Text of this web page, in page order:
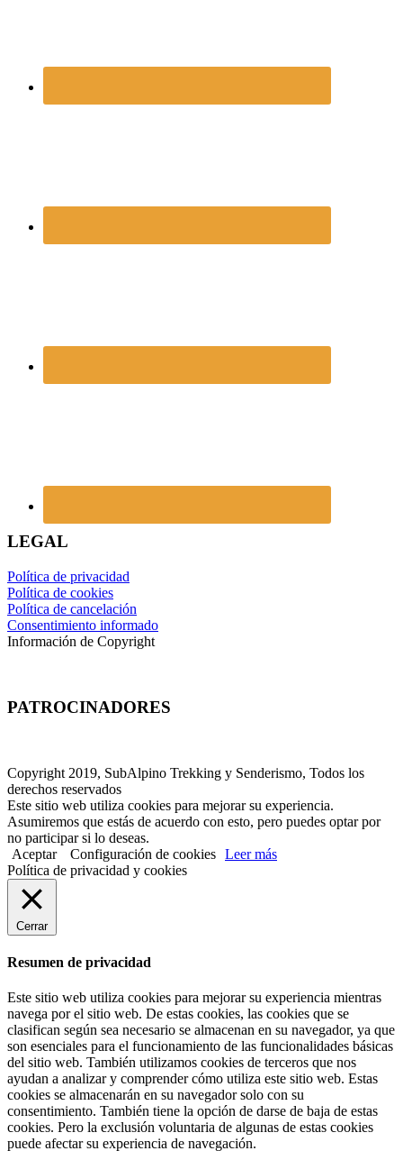
LEGAL
Política de privacidad
Política de cookies
Política de cancelación
Consentimiento informado
Información de Copyright
PATROCINADORES
Copyright 2019, SubAlpino Trekking y Senderismo, Todos los
derechos reservados
Este sitio web utiliza cookies para mejorar su experiencia.
Asumiremos que estás de acuerdo con esto, pero puedes optar por
no participar si lo deseas.
Aceptar
Configuración de cookies Leer más
Política de privacidad y cookies
Cerrar
Resumen de privacidad
Este sitio web utiliza cookies para mejorar su experiencia mientras
navega por el sitio web. De estas cookies, las cookies que se
clasifican según sea necesario se almacenan en su navegador, ya que
son esenciales para el funcionamiento de las funcionalidades básicas
del sitio web. También utilizamos cookies de terceros que nos
ayudan a analizar y comprender cómo utiliza este sitio web. Estas
cookies se almacenarán en su navegador solo con su
consentimiento. También tiene la opción de darse de baja de estas
cookies. Pero la exclusión voluntaria de algunas de estas cookies
puede afectar su experiencia de navegación.